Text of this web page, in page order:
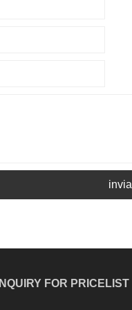
invia
INQUIRY FOR PRICELIST